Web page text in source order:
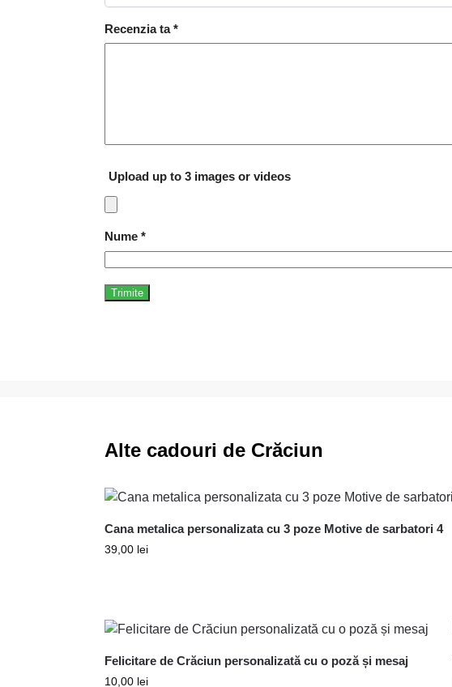
Recenzia ta*
Upload up to 3 images or videos
Nume *
Alte cadouri de Crăciun
Cana metalica personalizata cu 3 poze Motive de sarbatori 4
39,00 lei
Felicitare de Crăciun personalizată cu o poză și mesaj
10,00 lei